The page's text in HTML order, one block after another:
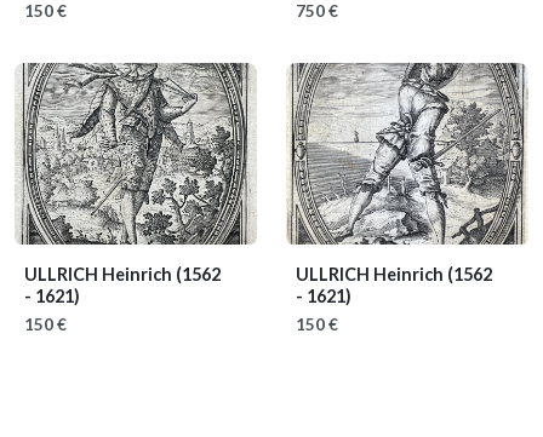
150 € 750 €
ULLRICH Heinrich (1562
- 1621)
150 €
ULLRICH Heinrich (1562
- 1621)
150 €